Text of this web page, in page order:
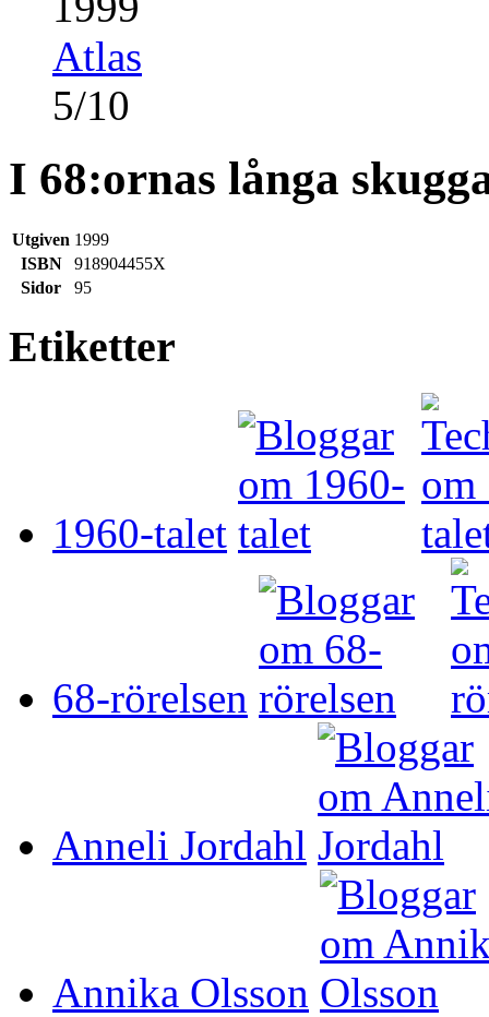
Atlas
5/10
I 68:ornas långa
Utgiven 1999
ISBN
918904455X
Sidor
95
Etiketter
1960-talet
68-rörelsen
Anneli Jordahl
Annika Olsson